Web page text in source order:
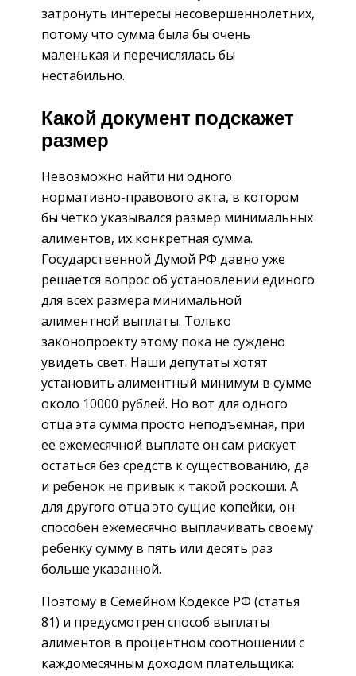
затронуть интересы несовершеннолетних,
потому что сумма была бы очень
маленькая и перечислялась бы
нестабильно.
Какой документ подскажет
размер
Невозможно найти ни одного
нормативно-правового акта, в котором
бы четко указывался размер минимальных
алиментов, их конкретная сумма.
Государственной Думой РФ давно уже
решается вопрос об установлении единого
для всех размера минимальной
алиментной выплаты. Только
законопроекту этому пока не суждено
увидеть свет. Наши депутаты хотят
установить алиментный минимум в сумме
около 10000 рублей. Но вот для одного
отца эта сумма просто неподъемная, при
ее ежемесячной выплате он сам рискует
остаться без средств к существованию, да
и ребенок не привык к такой роскоши. А
для другого отца это сущие копейки, он
способен ежемесячно выплачивать своему
ребенку сумму в пять или десять раз
больше указанной.
Поэтому в Семейном Кодексе РФ (статья
81) и предусмотрен способ выплаты
алиментов в процентном соотношении с
каждомесячным доходом плательщика: